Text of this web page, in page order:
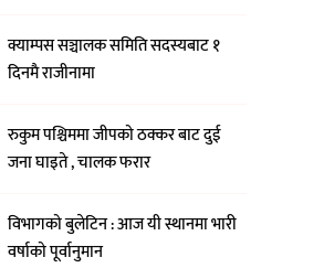
क्याम्पस सञ्चालक समिति सदस्यबाट १
दिनमै राजीनामा
रुकुम पश्चिममा जीपको ठक्कर बाट दुई
जना घाइते , चालक फरार
विभागको बुलेटिन : आज यी स्थानमा भारी
वर्षाको पूर्वानुमान